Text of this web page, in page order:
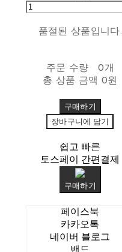
품절된 상품입니다.
주문 수량
0개
총 상품 금액 0원
구매하기
장바구니에 담기
쉽고 빠른
토스페이 간편결제
구매하기
페이스북
카카오톡
네이버 블로그
밴드